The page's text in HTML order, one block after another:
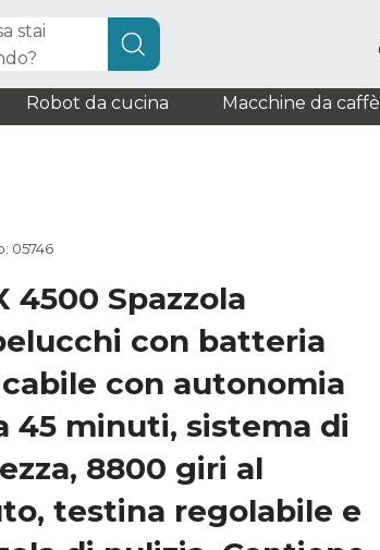
stai
Robot da cucina Macchine da caffè
05746
4500 Spazzola
con batteria
con autonomia
45 minuti, sistema di
8800 giri al
testina regolabile e